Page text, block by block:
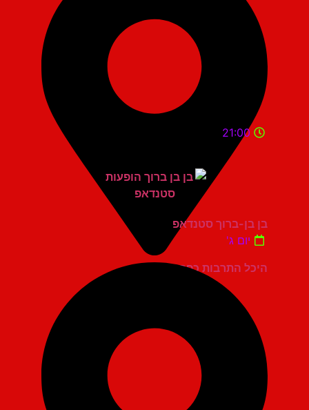
היכל התרבות כפר סבא
21:00
בן בן-ברוך סטנדאפ
יום ג'